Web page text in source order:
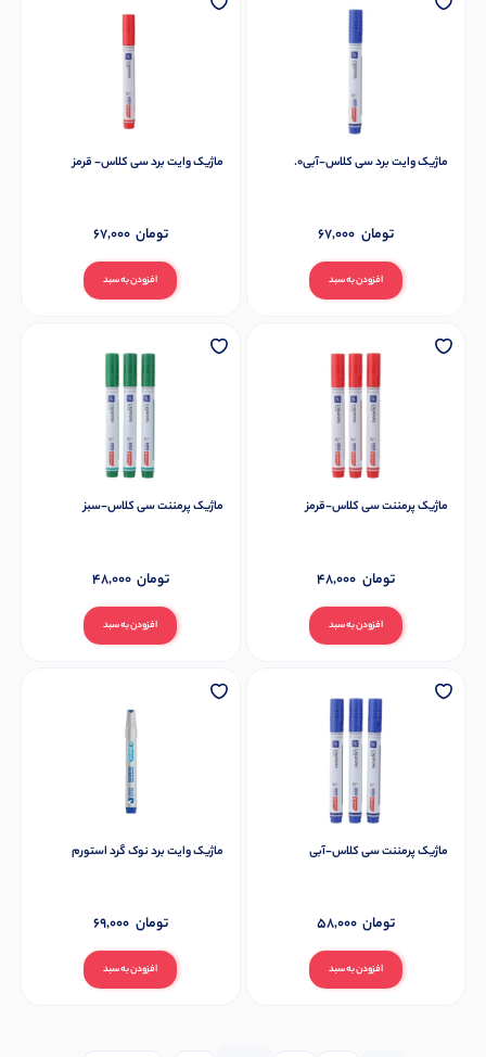
ماژیک وایت برد سی کلاس-آبی0.
افزودن به سبد
67,000 تومان
ماژیک وایت برد سی کلاس- قرمز
افزودن به سبد
67,000 تومان
ماژیک پرمننت سی کلاس-قرمز
افزودن به سبد
48,000 تومان
ماژیک پرمننت سی کلاس-سبز
افزودن به سبد
48,000 تومان
ماژیک پرمننت سی کلاس-آبی
افزودن به سبد
58,000 تومان
ماژیک وایت برد نوک گرد استورم
افزودن به سبد
69,000 تومان